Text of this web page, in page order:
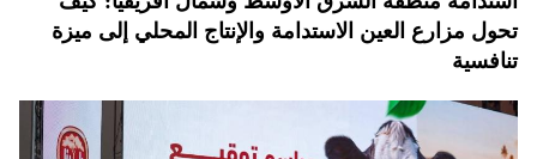
تحول مزارع العين الاستدامة والإنتاج المحلي إلى ميزة
تنافسية